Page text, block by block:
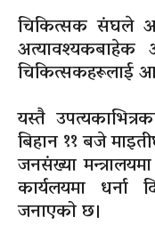
चिकित्सक संघले
चिकित्सकहरूलाई
यस्तै
बिहान ११ बजे
जनसंख्या
कार्यलयमा
जनाएको छ।